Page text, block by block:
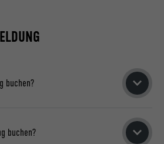
buchen?
buchen?